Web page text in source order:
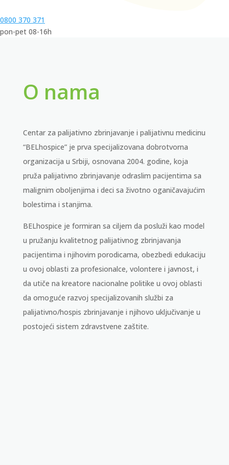
0800 370 371
pon-pet 08-16h
O nama
Centar za palijativno zbrinjavanje i palijativnu medicinu
“BELhospice” je prva specijalizovana dobrotvorna
organizacija u Srbiji, osnovana 2004. godine, koja
pruža palijativno zbrinjavanje odraslim pacijentima sa
malignim oboljenjima i deci sa životno oganičavajućim
bolestima i stanjima.
BELhospice je formiran sa ciljem da posluži kao model
u pružanju kvalitetnog palijativnog zbrinjavanja
pacijentima i njihovim porodicama, obezbedi edukaciju
u ovoj oblasti za profesionalce, volontere i javnost, i
da utiče na kreatore nacionalne politike u ovoj oblasti
da omoguće razvoj specijalizovanih službi za
palijativno/hospis zbrinjavanje i njihovo uključivanje u
postojeći sistem zdravstvene zaštite.